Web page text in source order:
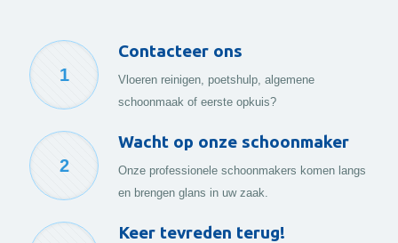
1
Contacteer ons
Vloeren reinigen, poetshulp, algemene
schoonmaak of eerste opkuis?
2
Wacht op onze schoonmaker
Onze professionele schoonmakers komen langs
en brengen glans in uw zaak.
Keer tevreden terug!